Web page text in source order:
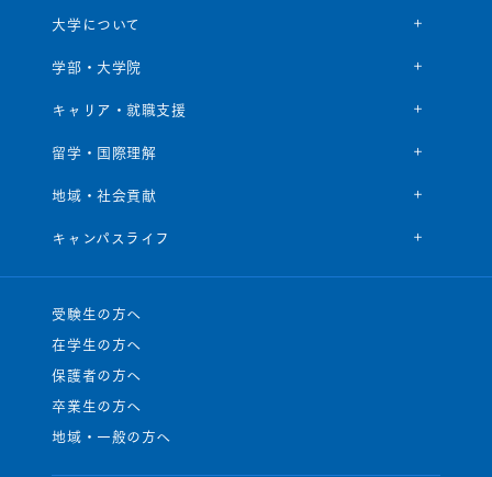
大学について
学部・大学院
キャリア・就職支援
留学・国際理解
地域・社会貢献
キャンパスライフ
受験生の方へ
在学生の方へ
保護者の方へ
卒業生の方へ
地域・一般の方へ